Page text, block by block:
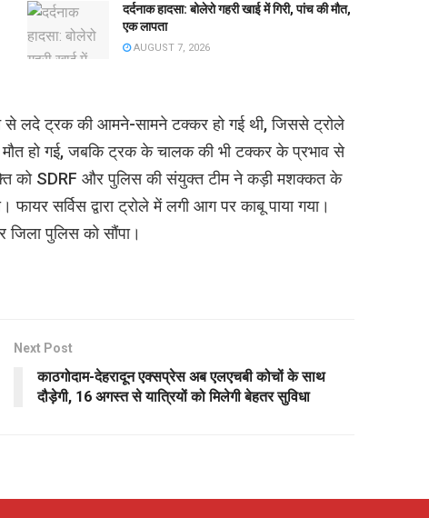
दर्दनाक हादसा: बोलेरो गहरी खाई में गिरी, पांच की मौत,
एक लापता
AUGUST 7, 2026
से लदे ट्रक की आमने-सामने टक्कर हो गई थी, जिससे ट्रोले
हो गई, जबकि ट्रक के चालक की भी टक्कर के प्रभाव से
को SDRF और पुलिस की संयुक्त टीम ने कड़ी मशक्कत के
सर्विस द्वारा ट्रोले में लगी आग पर काबू पाया गया।
जिला पुलिस को सौंपा।
Next Post
काठगोदाम-देहरादून एक्सप्रेस अब एलएचबी कोचों के साथ
दौड़ेगी, 16 अगस्त से यात्रियों को मिलेगी बेहतर सुविधा